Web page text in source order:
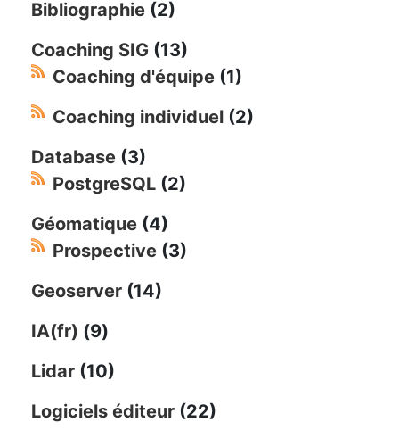
Bibliographie (2)
Coaching SIG (13)
Coaching d'équipe (1)
Coaching individuel (2)
Database (3)
PostgreSQL (2)
Géomatique (4)
Prospective (3)
Geoserver (14)
IA(fr) (9)
Lidar (10)
Logiciels éditeur (22)